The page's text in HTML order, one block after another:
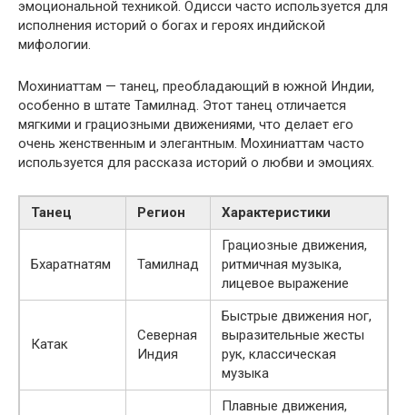
эмоциональной техникой. Одисси часто используется для
исполнения историй о богах и героях индийской
мифологии.
Мохиниаттам — танец, преобладающий в южной Индии,
особенно в штате Тамилнад. Этот танец отличается
мягкими и грациозными движениями, что делает его
очень женственным и элегантным. Мохиниаттам часто
используется для рассказа историй о любви и эмоциях.
Танец Регион Характеристики
Бхаратнатям Тамилнад
Грациозные движения,
ритмичная музыка,
лицевое выражение
Катак
Северная
Индия
Быстрые движения ног,
выразительные жесты
рук, классическая
музыка
Плавные движения,